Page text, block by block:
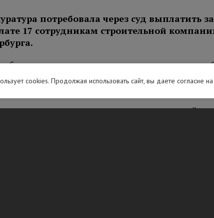
потребовала через суд выплатить
17 сотрудникам строительной
в ведомстве, проверку провели после
организации. Прокуратура
17 сотрудниками образовалась задолженность
иски о взыскании невыплаченной
cookies. Продолжая использовать сайт, вы даете согласие